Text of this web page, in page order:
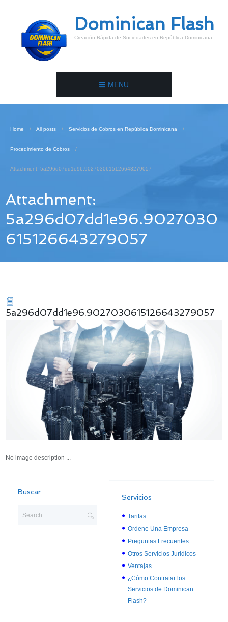
Dominican Flash
Creación Rápida de Sociedades en República Dominicana
MENU
Home All posts Servicios de Cobros en República Dominicana
Procedimiento de Cobros
Attachment: 5a296d07dd1e96.9027030615126643279057
Attachment:
5a296d07dd1e96.9027030
615126643279057
5a296d07dd1e96.9027030615126643279057
No image description ...
Buscar
Servicios
Tarifas
Ordene Una Empresa
Preguntas Frecuentes
Otros Servicios Juridicos
Ventajas
¿Cómo Contratar los
Servicios de Dominican
Flash?